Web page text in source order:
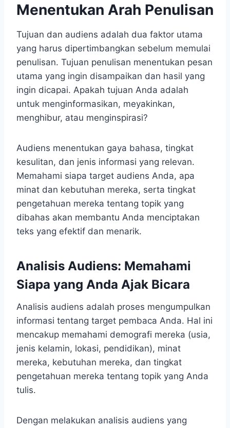
Menentukan Arah Penulisan
Tujuan dan audiens adalah dua faktor utama
yang harus dipertimbangkan sebelum memulai
penulisan. Tujuan penulisan menentukan pesan
utama yang ingin disampaikan dan hasil yang
ingin dicapai. Apakah tujuan Anda adalah
untuk menginformasikan, meyakinkan,
menghibur, atau menginspirasi?
Audiens menentukan gaya bahasa, tingkat
kesulitan, dan jenis informasi yang relevan.
Memahami siapa target audiens Anda, apa
minat dan kebutuhan mereka, serta tingkat
pengetahuan mereka tentang topik yang
dibahas akan membantu Anda menciptakan
teks yang efektif dan menarik.
Analisis Audiens: Memahami
Siapa yang Anda Ajak Bicara
Analisis audiens adalah proses mengumpulkan
informasi tentang target pembaca Anda. Hal ini
mencakup memahami demografi mereka (usia,
jenis kelamin, lokasi, pendidikan), minat
mereka, kebutuhan mereka, dan tingkat
pengetahuan mereka tentang topik yang Anda
tulis.
Dengan melakukan analisis audiens yang